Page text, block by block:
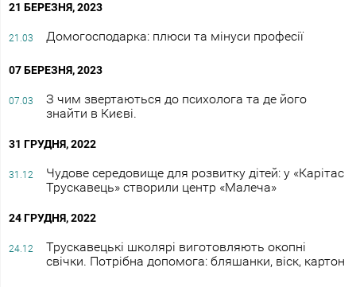
21 БЕРЕЗНЯ, 2023
21.03 Домогосподарка: плюси та мінуси професії
07 БЕРЕЗНЯ, 2023
07.03
З чим звертаються до психолога та де його
знайти в Києві.
31 ГРУДНЯ, 2022
31.12
Чудове середовище для розвитку дітей: у «Карітас
Трускавець» створили центр «Малеча»
24 ГРУДНЯ, 2022
24.12
Трускавецькі школярі виготовляють окопні
свічки. Потрібна допомога: бляшанки, віск, картон